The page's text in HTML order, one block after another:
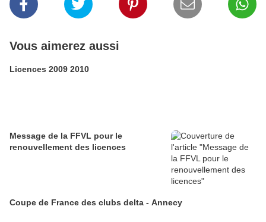
Vous aimerez aussi
Licences 2009 2010
Message de la FFVL pour le
renouvellement des licences
Coupe de France des clubs delta - Annecy